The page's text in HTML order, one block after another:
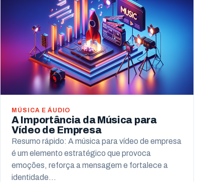
MÚSICA E ÁUDIO
A Importância da Música para
Vídeo de Empresa
Resumo rápido: A música para vídeo de empresa
é um elemento estratégico que provoca
emoções, reforça a mensagem e fortalece a
identidade…